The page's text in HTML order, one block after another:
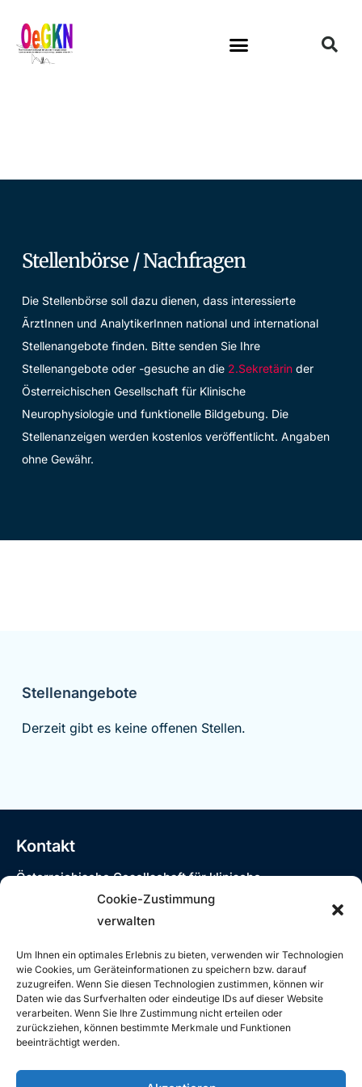
Cookie-Zustimmung
verwalten
Um Ihnen ein optimales Erlebnis zu bieten, verwenden wir Technologien
wie Cookies, um Geräteinformationen zu speichern bzw. darauf
zuzugreifen. Wenn Sie diesen Technologien zustimmen, können wir
Daten wie das Surfverhalten oder eindeutige IDs auf dieser Website
verarbeiten. Wenn Sie Ihre Zustimmung nicht erteilen oder
zurückziehen, können bestimmte Merkmale und Funktionen
beeinträchtigt werden.
Stellenbörse / Nachfragen
Die Stellenbörse soll dazu dienen, dass interessierte
ÃrztInnen und AnalytikerInnen national und international
Stellenangebote finden. Bitte senden Sie Ihre
Stellenangebote oder -gesuche an die 2.Sekretärinder
Österreichischen Gesellschaft für Klinische
Neurophysiologie und funktionelle Bildgebung. Die
Stellenanzeigen werden kostenlos veröffentlicht. Angaben
ohne Gewähr.
Stellenangebote
Derzeit gibt es keine offenen Stellen.
Kontakt
Österreichische Gesellschaft für klinische
Neurophysiologie und funktionelle Bildgebung
Siebensterngasse 31/8, 1070 Wien
E:oegkn@studio12.at
Rechtliches